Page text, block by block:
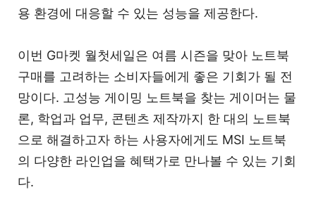
용 환경에 대응할 수 있는 성능을 제공한다.
이번 G마켓 월첫세일은 여름 시즌을 맞아 노트북
구매를 고려하는 소비자들에게 좋은 기회가 될 전
망이다. 고성능 게이밍 노트북을 찾는 게이머는 물
론, 학업과 업무, 콘텐츠 제작까지 한 대의 노트북
으로 해결하고자 하는 사용자에게도 MSI 노트북
의 다양한 라인업을 혜택가로 만나볼 수 있는 기회
다.